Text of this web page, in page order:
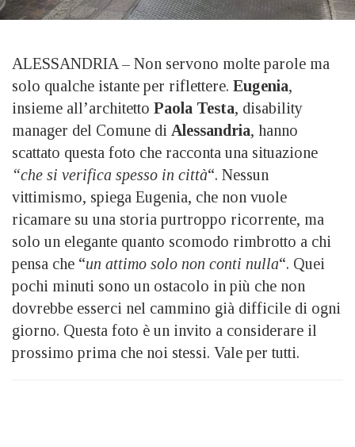
ALESSANDRIA – Non servono molte parole ma
solo qualche istante per riflettere. Eugenia,
insieme all’architetto Paola Testa, disability
manager del Comune di Alessandria, hanno
scattato questa foto che racconta una situazione
“che si verifica spesso in città“. Nessun
vittimismo, spiega Eugenia, che non vuole
ricamare su una storia purtroppo ricorrente, ma
solo un elegante quanto scomodo rimbrotto a chi
pensa che “un attimo solo non conti nulla“. Quei
pochi minuti sono un ostacolo in più che non
dovrebbe esserci nel cammino già difficile di ogni
giorno. Questa foto è un invito a considerare il
prossimo prima che noi stessi. Vale per tutti.